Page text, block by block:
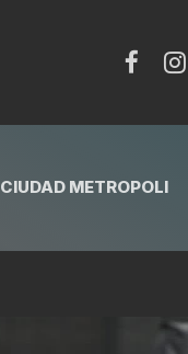
CIUDAD METROPOLI